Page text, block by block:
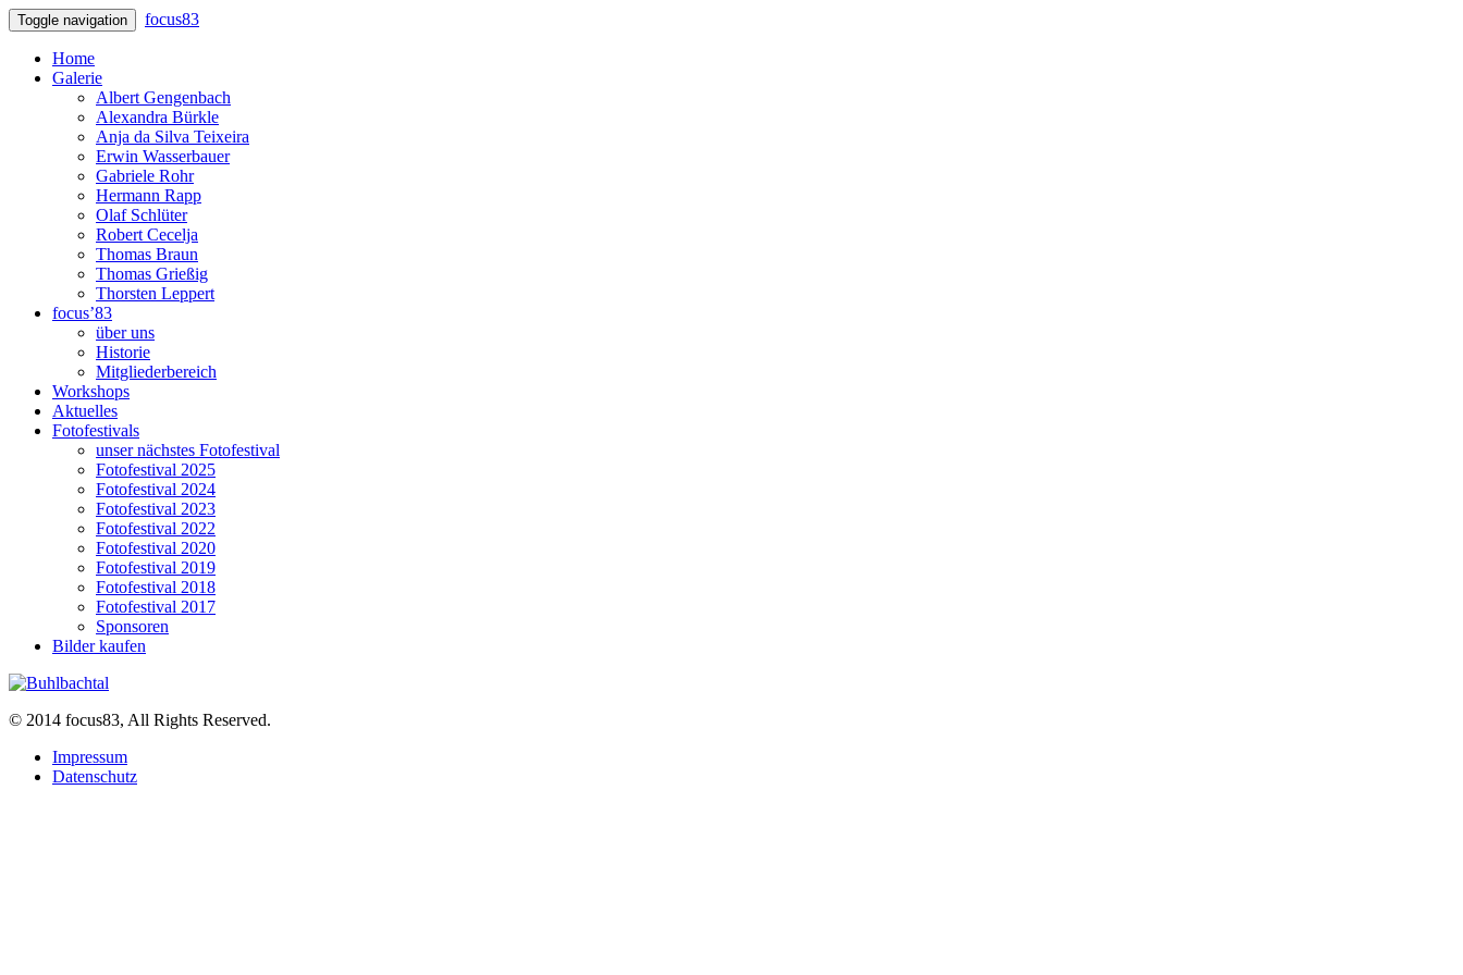
Toggle navigation focus83
Home
Galerie
Albert Gengenbach
Alexandra Bürkle
Anja da Silva Teixeira
Erwin Wasserbauer
Gabriele Rohr
Hermann Rapp
Olaf Schlüter
Robert Cecelja
Thomas Braun
Thomas Grießig
Thorsten Leppert
focus’83
über uns
Historie
Mitgliederbereich
Workshops
Aktuelles
Fotofestivals
unser nächstes Fotofestival
Fotofestival 2025
Fotofestival 2024
Fotofestival 2023
Fotofestival 2022
Fotofestival 2020
Fotofestival 2019
Fotofestival 2018
Fotofestival 2017
Sponsoren
Bilder kaufen
© 2014 focus83, All Rights Reserved.
Impressum
Datenschutz